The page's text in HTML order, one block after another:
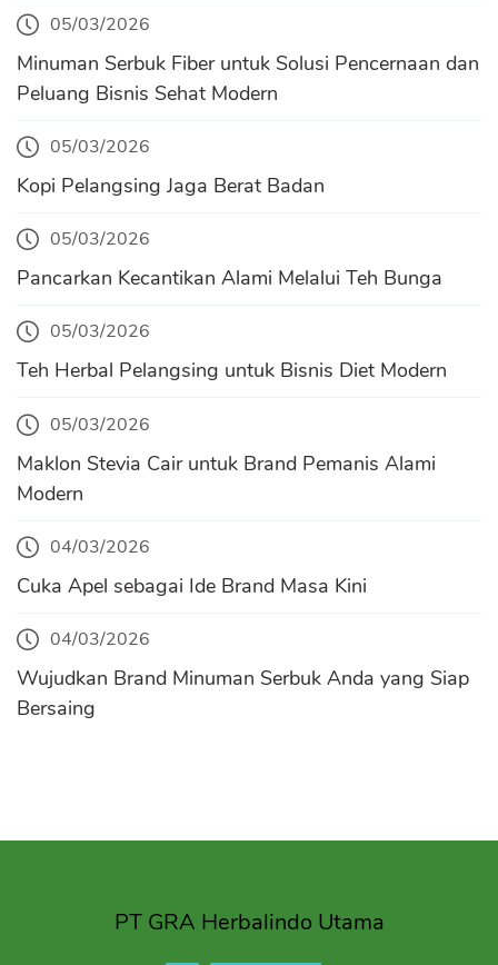
05/03/2026
Minuman Serbuk Fiber untuk Solusi Pencernaan dan
Peluang Bisnis Sehat Modern
05/03/2026
Kopi Pelangsing Jaga Berat Badan
05/03/2026
Pancarkan Kecantikan Alami Melalui Teh Bunga
05/03/2026
Teh Herbal Pelangsing untuk Bisnis Diet Modern
05/03/2026
Maklon Stevia Cair untuk Brand Pemanis Alami
Modern
04/03/2026
Cuka Apel sebagai Ide Brand Masa Kini
04/03/2026
Wujudkan Brand Minuman Serbuk Anda yang Siap
Bersaing
PT GRA Herbalindo Utama